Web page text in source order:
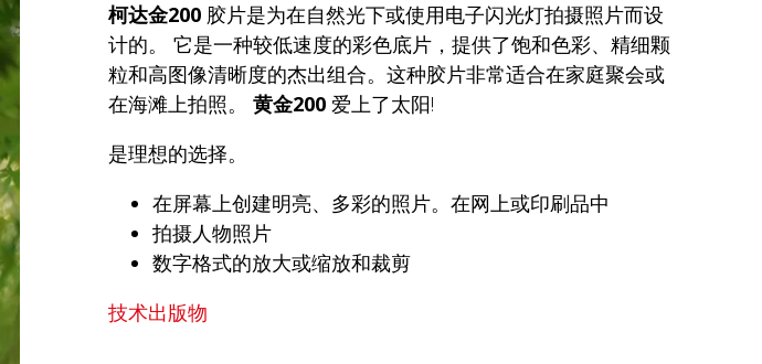
柯达金200 胶片是为在自然光下或使用电子闪光灯拍摄照片而设
计的。 它是一种较低速度的彩色底片，提供了饱和色彩、精细颗
粒和高图像清晰度的杰出组合。这种胶片非常适合在家庭聚会或
在海滩上拍照。 黄金200 爱上了太阳!
是理想的选择。
在屏幕上创建明亮、多彩的照片。在网上或印刷品中
拍摄人物照片
数字格式的放大或缩放和裁剪
技术出版物